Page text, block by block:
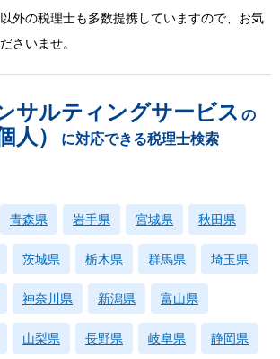
外の税理士も多数提携していますので、お気
さいませ。
サルティングサービス の
人） に対応できる税理士検索
青森県 岩手県 宮城県 秋田県
茨城県 栃木県 群馬県 埼玉県
神奈川県 新潟県 富山県
山梨県 長野県 岐阜県 静岡県